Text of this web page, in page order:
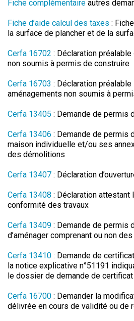
Fiche complémentaire autres
Fiche d’aide calcul des taxes :
la surface de plancher et de la
Cerfa 16702 : Déclaration
non soumis à permis de construire
Cerfa 16703 : Déclaration
aménagements non soumis à
Cerfa 13405 : Demande de permis
Cerfa 13406 : Demande de permis
maison individuelle et/ou ses
des démolitions
Cerfa 13407 : Déclaration
Cerfa 13408 : Déclaration attestant
conformité des travaux
Cerfa 13409 : Demande de permis
d’aménager comprenant ou non
Cerfa 13410 : Demande de
la notice explicative n°51191
le dossier de demande de certificat
Cerfa 16700 : Demander la
délivrée en cours de validité ou de